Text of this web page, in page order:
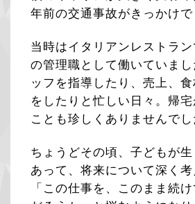
年前の交通事故がきっかけで
当時はイタリアンレストラ
の管理職として働いていまし
ッフを指導したり、売上、
をしたりと忙しい日々。帰
ことも珍しくありませんでし
ちょうどその頃、子どもが
あって、将来について深く考
「この仕事を、このまま続